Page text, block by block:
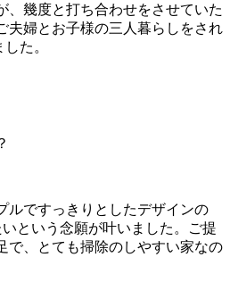
、幾度と打ち合わせをさせていた
夫婦とお子様の三人暮らしをされ
た。
ルですっきりとしたデザインの
という念願が叶いました。ご提
で、とても掃除のしやすい家なの